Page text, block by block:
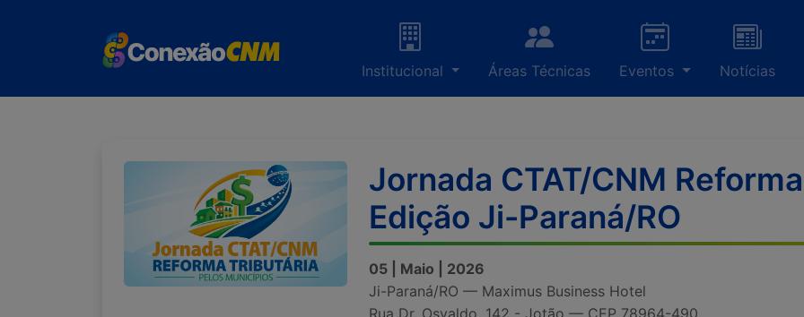
Institucional Áreas Técnicas Eventos Notícias
Jornada CTAT/CNM
Edição Ji-Paraná/RO
05 | Maio | 2026
Ji-Paraná/RO — Maximus Business Hotel
Rua Dr. Osvaldo, 142 - Jotão — CEP 78964-490